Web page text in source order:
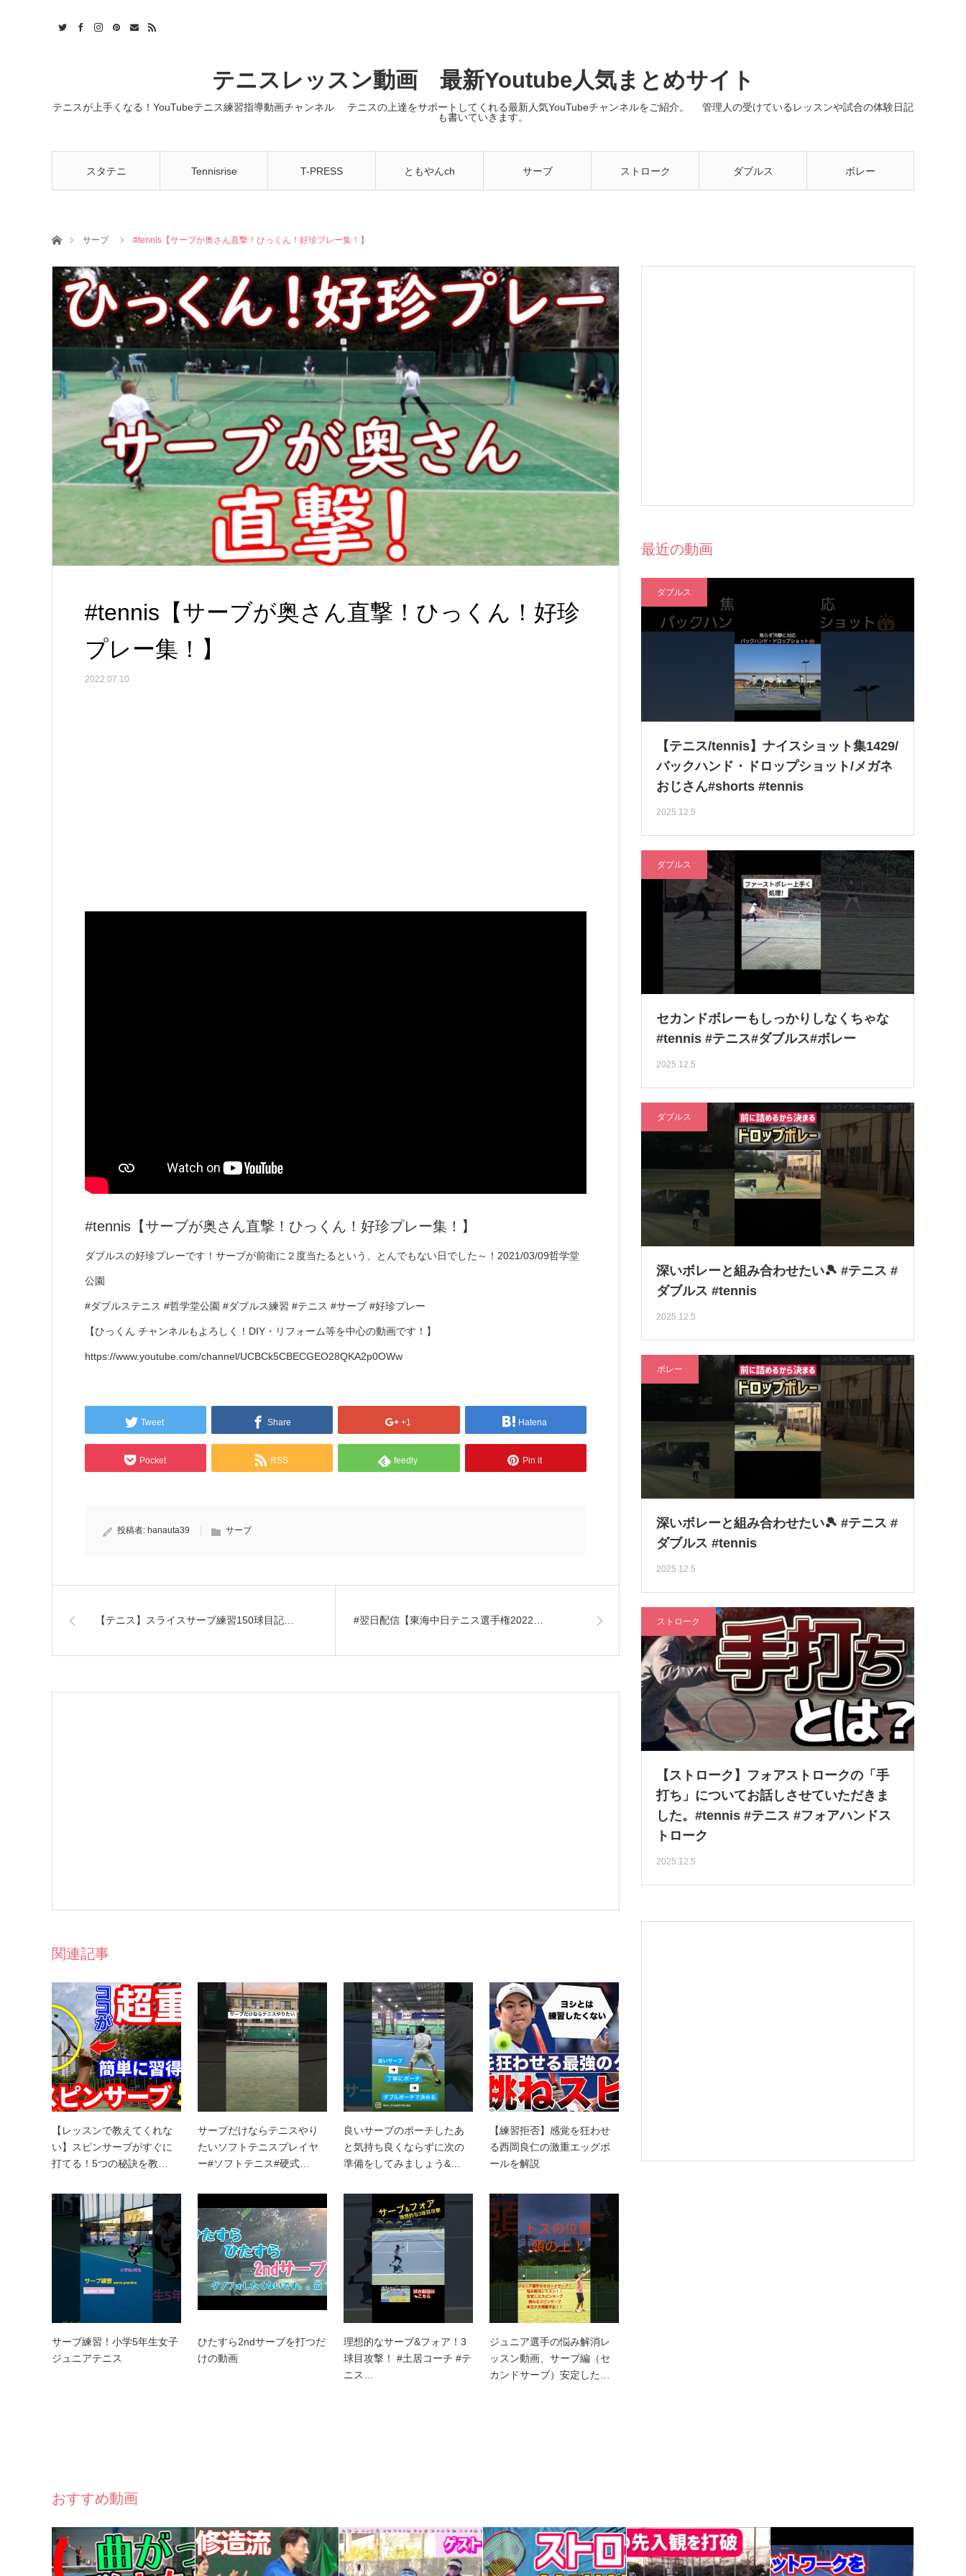
テニスレッスン動画 最新Youtube人気まとめサイト
テニスが上手くなる！YouTubeテニス練習指導動画チャンネル テニスの上達をサポートしてくれる最新人気YouTubeチャンネルをご紹介。 管理人の受けているレッスンや試合の体験日記
も書いていきます。
スタテニ Tennisrise T-PRESS ともやんch サーブ ストローク ダブルス ボレー
ホームサーブ #tennis【サーブが奥さん直撃！ひっくん！好珍プレー集！】
#tennis【サーブが奥さん直撃！ひっくん！好珍
プレー集！】
2022.07.10
#tennis【サーブが奥さん直撃！ひっくん！好珍プレー集！】
ダブルスの好珍プレーです！サーブが前衛に２度当たるという、とんでもない日でした～！2021/03/09哲学堂
公園
#ダブルステニス #哲学堂公園 #ダブルス練習 #テニス #サーブ #好珍プレー
【ひっくん チャンネルもよろしく！DIY・リフォーム等を中心の動画です！】
https://www.youtube.com/channel/UCBCk5CBECGEO28QKA2p0OWw
Tweet Share +1 Hatena
Pocket RSS feedly Pin it
投稿者: hanauta39 サーブ
【テニス】スライスサーブ練習150球目記… #翌日配信【東海中日テニス選手権2022…
関連記事
【レッスンで教えてくれな
い】スピンサーブがすぐに
打てる！5つの秘訣を教…
サーブだけならテニスやり
たいソフトテニスプレイヤ
ー#ソフトテニス#硬式…
良いサーブのポーチしたあ
と気持ち良くならずに次の
準備をしてみましょう&…
【練習拒否】感覚を狂わせ
る西岡良仁の激重エッグボ
ールを解説
サーブ練習！小学5年生女子
ジュニアテニス
ひたすら2ndサーブを打つだ
けの動画
理想的なサーブ&フォア！3
球目攻撃！ #土居コーチ #テ
ニス…
ジュニア選手の悩み解消レ
ッスン動画、サーブ編（セ
カンドサーブ）安定した…
最近の動画
ダブルス
【テニス/tennis】ナイスショット集1429/
バックハンド・ドロップショット/メガネ
おじさん#shorts #tennis
2025.12.5
ダブルス
セカンドボレーもしっかりしなくちゃな
#tennis #テニス#ダブルス#ボレー
2025.12.5
ダブルス
深いボレーと組み合わせたい🎾 #テニス #
ダブルス #tennis
2025.12.5
ボレー
深いボレーと組み合わせたい🎾 #テニス #
ダブルス #tennis
2025.12.5
ストローク
【ストローク】フォアストロークの「手
打ち」についてお話しさせていただきま
した。#tennis #テニス #フォアハンドス
トローク
2025.12.5
おすすめ動画